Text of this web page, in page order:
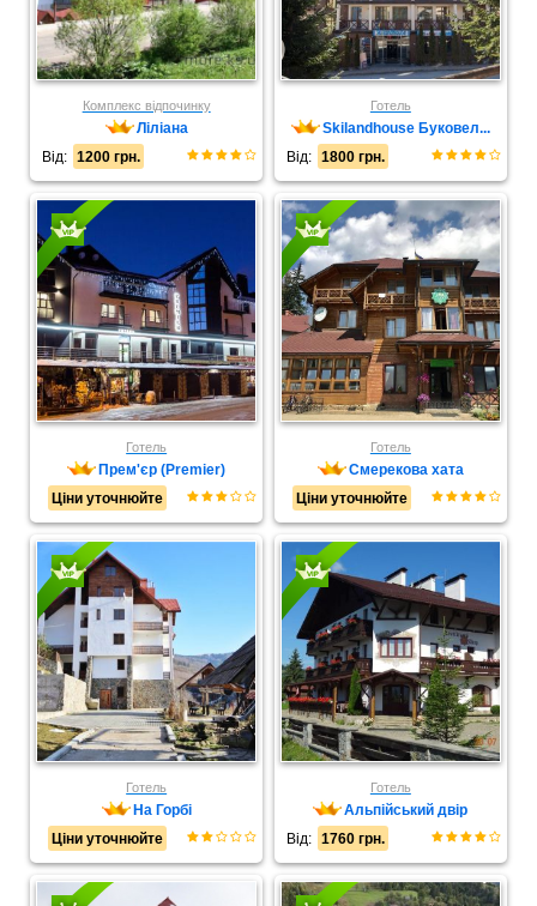
Комплекс відпочинку
Ліліана
Від:
1200 грн.
Готель
Skilandhouse Буковел...
Від:
1800 грн.
Готель
Прем'єр (Premier)
Ціни уточнюйте
Готель
Смерекова хата
Ціни уточнюйте
Готель
На Горбі
Ціни уточнюйте
Готель
Альпійський двір
Від:
1760 грн.